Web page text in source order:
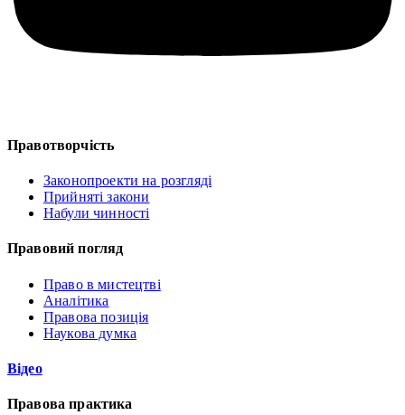
Правотворчість
Законопроекти на розгляді
Прийняті закони
Набули чинності
Правовий погляд
Право в мистецтві
Аналітика
Правова позиція
Наукова думка
Відео
Правова практика